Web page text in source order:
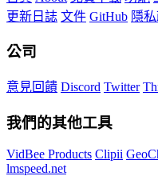
更新日誌 文件 GitHub 隱
公司
意見回饋 Discord Twitter
我們的其他工具
VidBee Products Clipii
lmspeed.net